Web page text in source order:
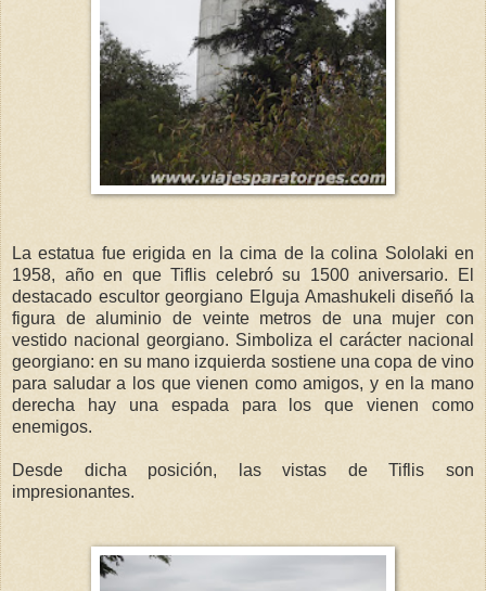
La estatua fue erigida en la cima de la colina Sololaki en
1958, año en que Tiflis celebró su 1500 aniversario. El
destacado escultor georgiano Elguja Amashukeli diseñó la
figura de aluminio de veinte metros de una mujer con
vestido nacional georgiano. Simboliza el carácter nacional
georgiano: en su mano izquierda sostiene una copa de vino
para saludar a los que vienen como amigos, y en la mano
derecha hay una espada para los que vienen como
enemigos.
Desde dicha posición, las vistas de Tiflis son
impresionantes.